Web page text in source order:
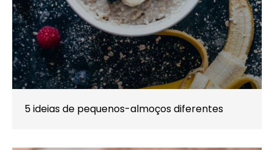
5 ideias de pequenos-almoços diferentes